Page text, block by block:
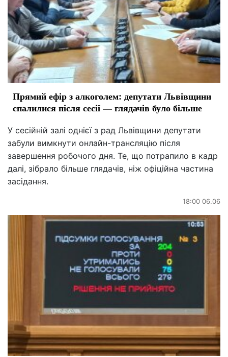
Прямий ефір з алкоголем: депутати Львівщини
спалилися після сесії — глядачів було більше
У сесійній залі однієї з рад Львівщини депутати
забули вимкнути онлайн-трансляцію після
завершення робочого дня. Те, що потрапило в кадр
далі, зібрало більше глядачів, ніж офіційна частина
засідання.
18:00 06.06